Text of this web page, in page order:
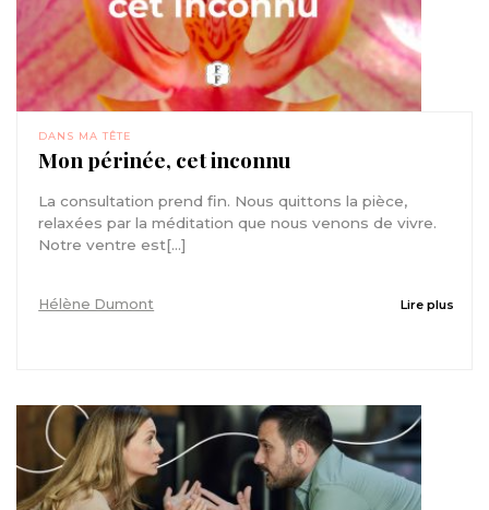
DANS MA TÊTE
Mon périnée, cet inconnu
La consultation prend fin. Nous quittons la pièce,
relaxées par la méditation que nous venons de vivre.
Notre ventre est[...]
Hélène Dumont Lire plus